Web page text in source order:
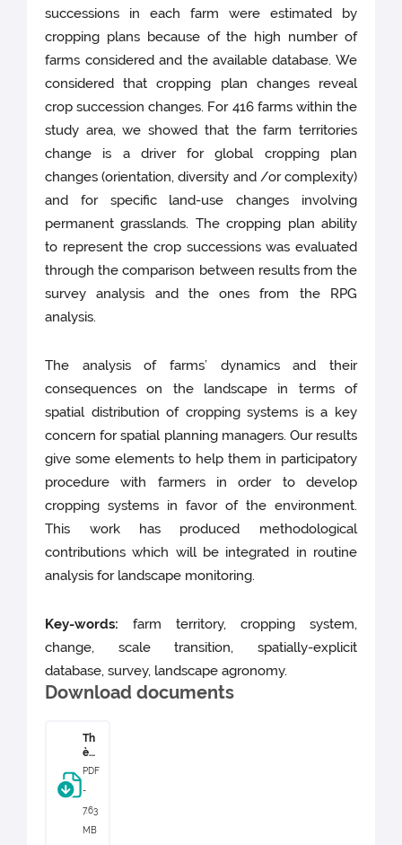
successions in each farm were estimated by
cropping plans because of the high number of
farms considered and the available database. We
considered that cropping plan changes reveal
crop succession changes. For 416 farms within the
study area, we showed that the farm territories
change is a driver for global cropping plan
changes (orientation, diversity and /or complexity)
and for specific land-use changes involving
permanent grasslands. The cropping plan ability
to represent the crop successions was evaluated
through the comparison between results from the
survey analysis and the ones from the RPG
analysis.
The analysis of farms’ dynamics and their
consequences on the landscape in terms of
spatial distribution of cropping systems is a key
concern for spatial planning managers. Our results
give some elements to help them in participatory
procedure with farmers in order to develop
cropping systems in favor of the environment.
This work has produced methodological
contributions which will be integrated in routine
analysis for landscape monitoring.
Key-words: farm territory, cropping system,
change, scale transition, spatially-explicit
database, survey, landscape agronomy.
Download documents
Th
ès
e
me
nc
PDF
-
7.63
MB